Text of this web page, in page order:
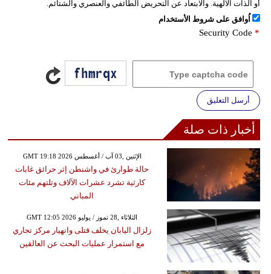
أو الذات الالهية. والابتعاد عن التحريض الطائفي والعنصري والشتائم.
اُوافق على شروط الأستخدام
Security Code *
أرسل التعليق
أخبار ذات صلة
GMT 19:18 2026 الإثنين ,03 آب / أغسطس
حالة طوارئ في واشنطن إثر حرائق غابات
كارثية تشرد عشرات الآلاف وتلتهم مئات
المباني
GMT 12:05 2026 الثلاثاء ,28 تموز / يوليو
زلزال اليابان يخلف قتلى وانهيار مركز تجاري
مع استمرار عمليات البحث عن العالقين